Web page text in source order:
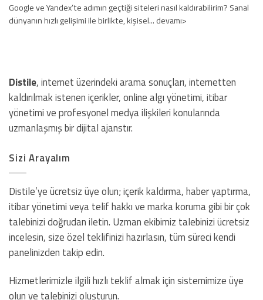
Google ve Yandex’te adımın geçtiği siteleri nasıl kaldırabilirim? Sanal
dünyanın hızlı gelişimi ile birlikte, kişisel... devamı>
Distile, internet üzerindeki arama sonuçları, internetten
kaldırılmak istenen içerikler, online algı yönetimi, itibar
yönetimi ve profesyonel medya ilişkileri konularında
uzmanlaşmış bir dijital ajanstır.
Sizi Arayalım
Distile’ye ücretsiz üye olun; içerik kaldırma, haber yaptırma,
itibar yönetimi veya telif hakkı ve marka koruma gibi bir çok
talebinizi doğrudan iletin. Uzman ekibimiz talebinizi ücretsiz
incelesin, size özel teklifinizi hazırlasın, tüm süreci kendi
panelinizden takip edin.
Hizmetlerimizle ilgili hızlı teklif almak için sistemimize üye
olun ve talebinizi oluşturun.